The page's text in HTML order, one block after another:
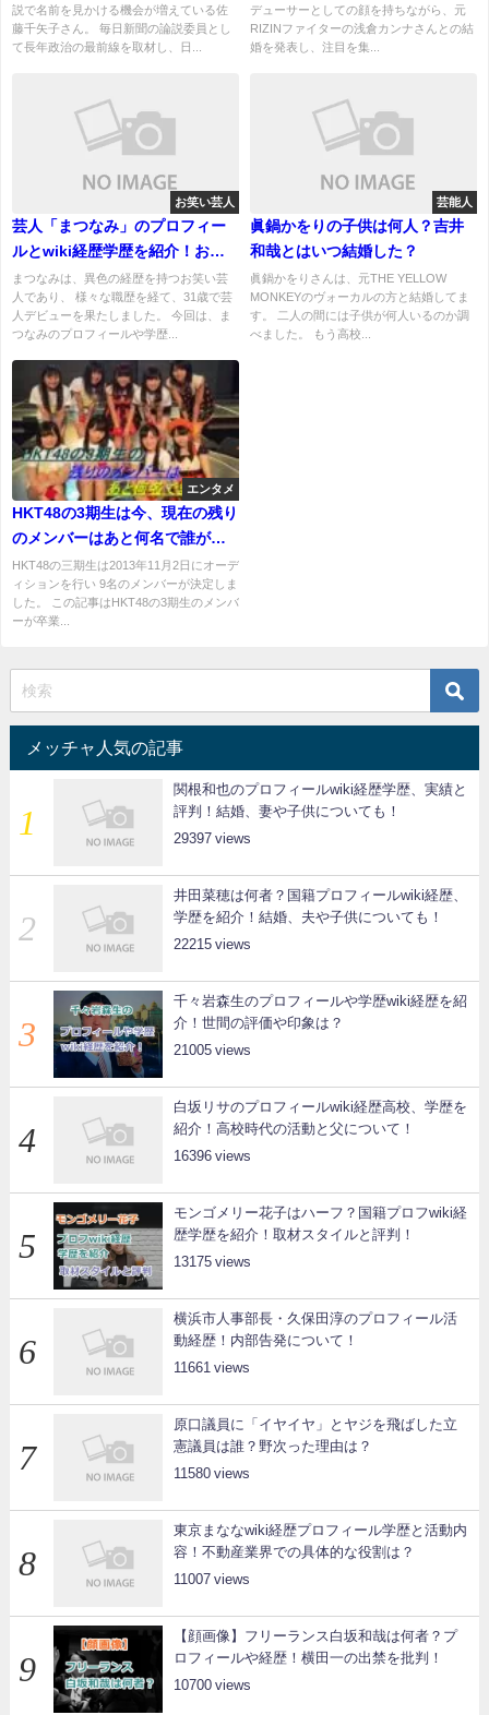
説で名前を見かける機会が増えている佐
藤千矢子さん。 毎日新聞の論説委員とし
て長年政治の最前線を取材し、日...
デューサーとしての顔を持ちながら、元
RIZINファイターの浅倉カンナさんとの結
婚を発表し、注目を集...
お笑い芸人
芸人「まつなみ」のプロフィー
ルとwiki経歴学歴を紹介！お笑
いの特徴スタイルは？結婚して
る？
まつなみは、異色の経歴を持つお笑い芸
人であり、 様々な職歴を経て、31歳で芸
人デビューを果たしました。 今回は、ま
つなみのプロフィールや学歴...
芸能人
眞鍋かをりの子供は何人？吉井
和哉とはいつ結婚した？
眞鍋かをりさんは、元THE YELLOW
MONKEYのヴォーカルの方と結婚してま
す。 二人の間には子供が何人いるのか調
べました。 もう高校...
エンタメ
HKT48の3期生は今、現在の残り
のメンバーはあと何名で誰が残
っているのかチェックです！
HKT48の三期生は2013年11月2日にオーデ
ィションを行い 9名のメンバーが決定しま
した。 この記事はHKT48の3期生のメンバ
ーが卒業...
メッチャ人気の記事
関根和也のプロフィールwiki経歴学歴、実績と
評判！結婚、妻や子供についても！
29397
井田菜穂は何者？国籍プロフィールwiki経歴、
学歴を紹介！結婚、夫や子供についても！
22215
千々岩森生のプロフィールや学歴wiki経歴を紹
介！世間の評価や印象は？
21005
白坂リサのプロフィールwiki経歴高校、学歴を
紹介！高校時代の活動と父について！
16396
モンゴメリー花子はハーフ？国籍プロフwiki経
歴学歴を紹介！取材スタイルと評判！
13175
横浜市人事部長・久保田淳のプロフィール活
動経歴！内部告発について！
11661
原口議員に「イヤイヤ」とヤジを飛ばした立
憲議員は誰？野次った理由は？
11580
東京まななwiki経歴プロフィール学歴と活動内
容！不動産業界での具体的な役割は？
11007
【顔画像】フリーランス白坂和哉は何者？プ
ロフィールや経歴！横田一の出禁を批判！
10700